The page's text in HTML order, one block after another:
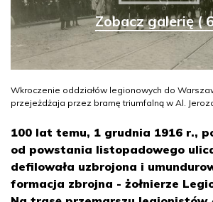
Zobacz galerię (
Wkroczenie oddziałów legionowych do
przejeżdżaja przez bramę triumfalną w Al.
100 lat temu, 1 grudnia 1916 r.,
od powstania listopadowego
defilowała uzbrojona i
formacja zbrojna - żołnierze